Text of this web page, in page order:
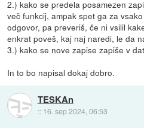
2.) kako se predela posamezen
več funkcij, ampak spet ga za
odgovor, pa preveriš, če ni vsilil
enkrat poveš, kaj naj naredi, le da
3.) kako se nove zapise zapiše v
In to bo napisal dokaj dobro.
TESKAn
:: 16. sep 2024, 06:53